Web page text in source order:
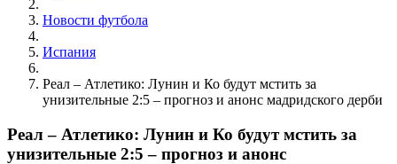
Новости футбола
Испания
Реал – Атлетико: Лунин и Ко будут мстить за
унизительные 2:5 – прогноз и анонс мадридского дерби
Реал – Атлетико: Лунин и Ко будут мстить за
унизительные 2:5 – прогноз и анонс